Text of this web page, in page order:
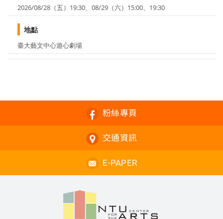
2026/08/28（五）19:30、08/29（六）15:00、19:30
地點
臺大藝文中心遊心劇場
粉絲專頁
交通資訊
E-PAPER